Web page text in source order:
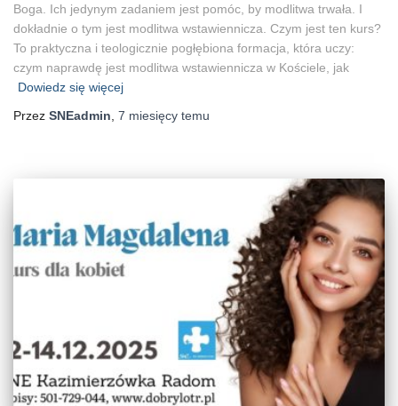
Boga. Ich jedynym zadaniem jest pomóc, by modlitwa trwała. I
dokładnie o tym jest modlitwa wstawiennicza. Czym jest ten kurs?
To praktyczna i teologicznie pogłębiona formacja, która uczy:
czym naprawdę jest modlitwa wstawiennicza w Kościele, jak
Dowiedz się więcej
Przez SNEadmin 7 miesięcy temu